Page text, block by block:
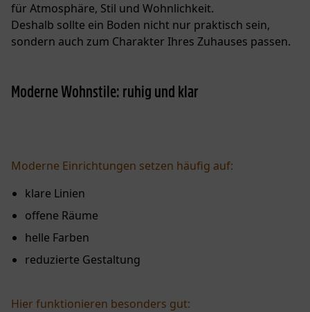
für Atmosphäre, Stil und Wohnlichkeit.
Deshalb sollte ein Boden nicht nur praktisch sein,
sondern auch zum Charakter Ihres Zuhauses passen.
Moderne Wohnstile: ruhig und klar
Moderne Einrichtungen setzen häufig auf:
klare Linien
offene Räume
helle Farben
reduzierte Gestaltung
Hier funktionieren besonders gut: